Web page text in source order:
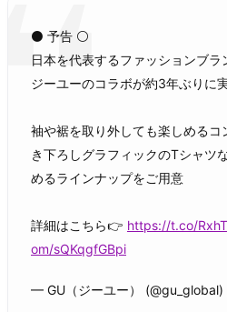
⚫ 予告 ⚪️
日本を代表するファッションブラ
ジーユーのコラボが約3年ぶりに
袖や裾を取り外しても楽しめる
き下ろしグラフィックのTシャツ
めるラインナップをご用意
詳細はこちら👉 https://t.co/
om/sQKqgfGBpi
— GU（ジーユー） (@gu_global)